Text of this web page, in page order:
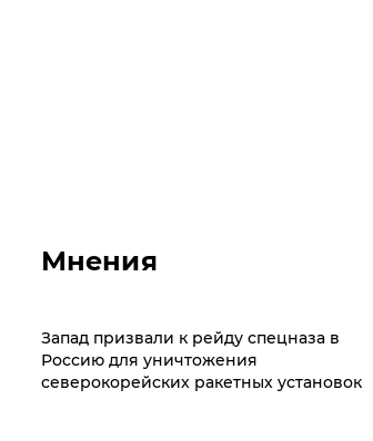
Мнения
Запад призвали к рейду спецназа в
Россию для уничтожения
северокорейских ракетных установок